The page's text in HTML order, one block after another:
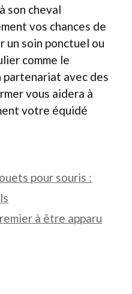
son cheval
vos chances de
un soin ponctuel ou
comme le
avec des
vous aidera à
votre équidé
pour souris :
à être apparu